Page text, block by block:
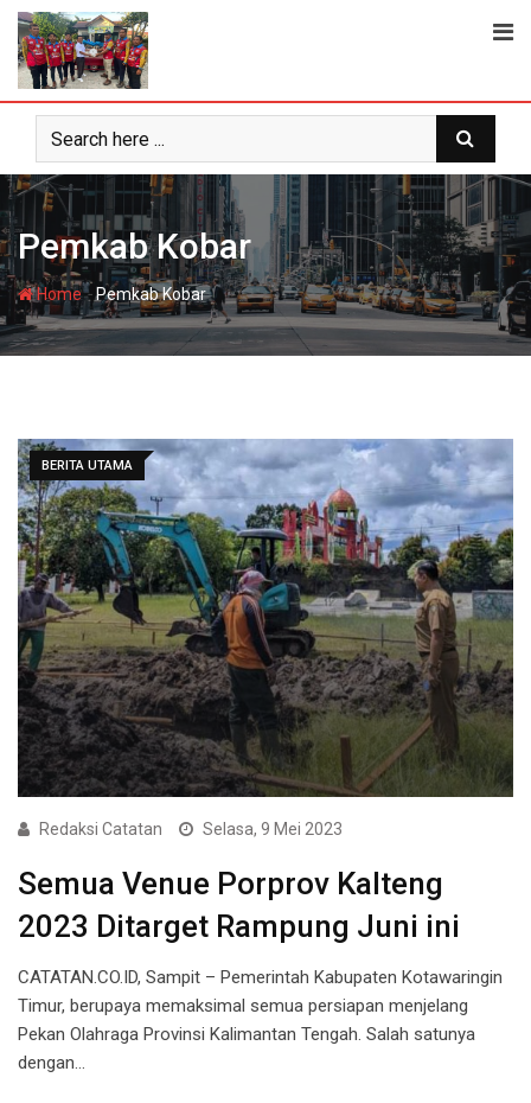
Skip
content
Pemkab Kobar
Home-Pemkab Kobar
BERITA UTAMA
Redaksi Catatan Selasa, 9 Mei 2023
Semua Venue Porprov Kalteng
2023 Ditarget Rampung Juni ini
CATATAN.CO.ID, Sampit – Pemerintah Kabupaten Kotawaringin
Timur, berupaya memaksimal semua persiapan menjelang
Pekan Olahraga Provinsi Kalimantan Tengah. Salah satunya
dengan…